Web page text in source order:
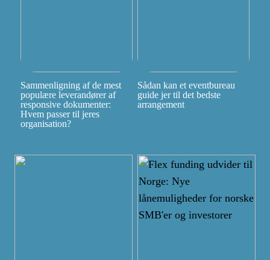
Sammenligning af de mest
populære leverandører af
responsive dokumenter:
Hvem passer til jeres
organisation?
Sådan kan et eventbureau
guide jer til det bedste
arrangement